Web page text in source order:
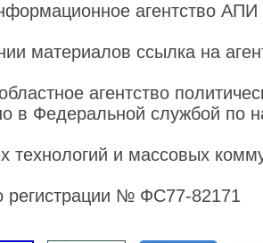
агентство
материалов ссылка на
агентство
в Федеральной службой по
технологий и массовых
регистрации № ФС77-82171